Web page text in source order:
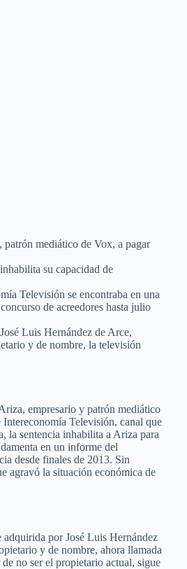
mediático de Vox, a pagar
su capacidad de
Televisión se encontraba en una
de acreedores hasta julio
Luis Hernández de Arce,
y de nombre, la televisión
empresario y patrón mediático
Televisión, canal que
la sentencia inhabilita a Ariza para
en un informe del
desde finales de 2013. Sin
agravó la situación económica de
adquirida por José Luis Hernández
y de nombre, ahora llamada
no ser el propietario actual, sigue